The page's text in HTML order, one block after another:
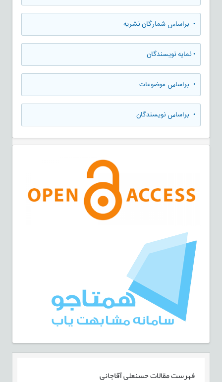
• براساس شمارگان نشریه
•نمایه نویسندگان
• براساس موضوعات
• براساس نویسندگان
فهرست مقالاتحسنعلی آقاجانی